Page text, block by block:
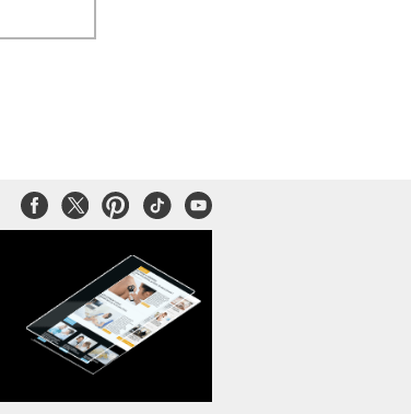
FacebookTwitterPinterest
TiktokYoutube